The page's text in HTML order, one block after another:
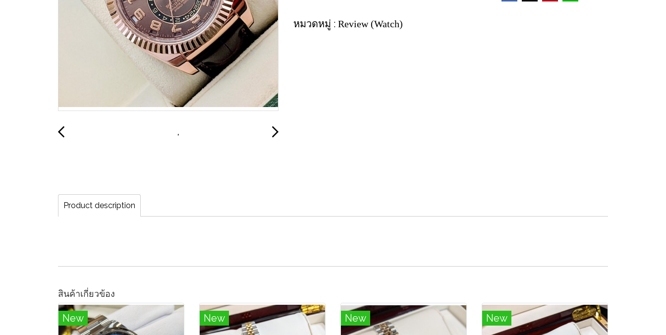
หมวดหมู่ : Review (Watch)
Product description
สินค้าเกี่ยวข้อง
New New New New